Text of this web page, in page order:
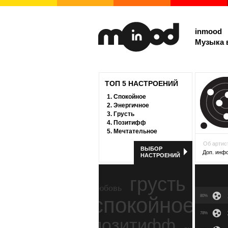
inmood
Музыка
ТОП 5 НАСТРОЕНИЙ
1. Спокойное
2. Энергичное
3. Грусть
4. Позитифф
5. Мечтательное
ВЫБОР
НАСТРОЕНИЙ
любовь грусть
спокойное
Об
Доп.
80%
78%